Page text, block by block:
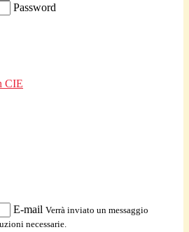
Password
CIE
E-mail Verrà inviato un messaggio
necessarie.